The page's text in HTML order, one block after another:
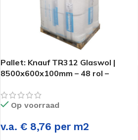
Knauf Naturoll
Bekijk assortiment
Pallet: Knauf TR312 Glaswol |
8500x600x100mm – 48 rol –
Op voorraad
v.a. € 8,76 per m2